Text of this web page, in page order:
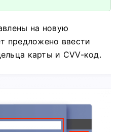
на новую
предложено ввести
карты и CVV-код.